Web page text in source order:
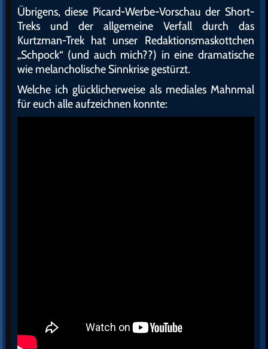
Übrigens, diese Picard-Werbe-Vorschau der Short-
Treks und der allgemeine Verfall durch das
Kurtzman-Trek hat unser Redaktionsmaskottchen
„Schpock“ (und auch mich??) in eine dramatische
wie melancholische Sinnkrise gestürzt.
Welche ich glücklicherweise als mediales Mahnmal
für euch alle aufzeichnen konnte: